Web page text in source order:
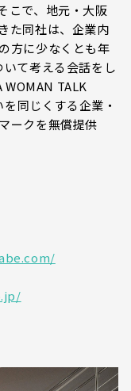
こで、地元・大阪
た同社は、企業内
方に少なくとも年
て考える会話をし
TALK
同じくする企業・
ークを無償提供